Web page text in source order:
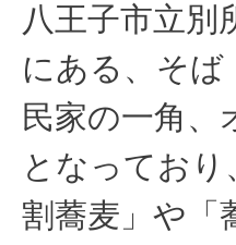
八王子市立別
にある、そ
民家の一角、
となってお
割蕎麦」や「